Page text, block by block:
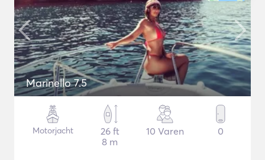
Marinello 7.5
Motorjacht
26 ft
8 m
10 Varen 0